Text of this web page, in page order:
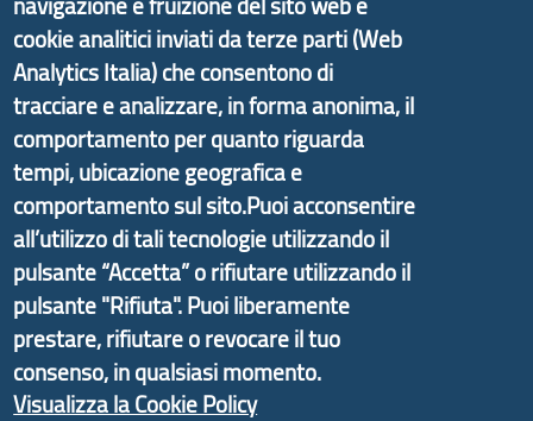
Il portale di marketing territoriale e sviluppo locale
di Genova Città Metropolitana si è sviluppato a
partire dal progetto nazionale Aree Interne
promosso dal Dipartimento per lo Sviluppo
Economico e finalizzato al rilancio socio-economico
delle valli dell’entroterra. In particolare fornisce
informazioni ed aggiornamenti sulla
d'Area Antola-Tigullio, in collaborazione con Regione
Liguria ed ANCI Liguria.
cookie analitici inviati da terze parti (Web
Analytics Italia) che consentono di
tracciare e analizzare, in forma anonima, il
comportamento per quanto riguarda
tempi, ubicazione geografica e
comportamento sul sito.Puoi acconsentire
all’utilizzo di tali tecnologie utilizzando il
pulsante “Accetta” o rifiutare utilizzando il
pulsante "Rifiuta". Puoi liberamente
prestare, rifiutare o revocare il tuo
consenso, in qualsiasi momento.
Visualizza la Cookie Policy